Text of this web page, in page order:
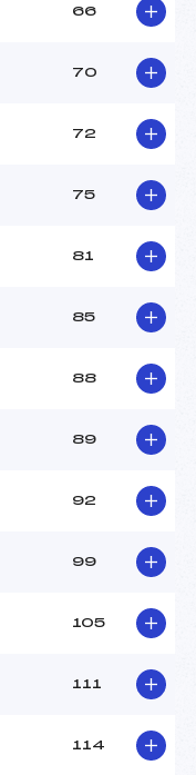
66
70
72
75
81
85
88
89
92
99
105
111
114